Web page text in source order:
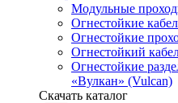
Модульные
Огнестойкие
Огнестойкие
Огнестойкий
Огнестойкие
«Вулкан» (Vulcan)
Скачать каталог